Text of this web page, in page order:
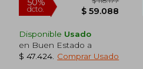
Disponible Usado
en Buen Estado a
$ 47.424 Comprar Usado